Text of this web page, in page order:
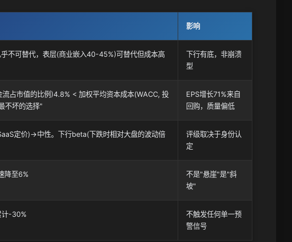
影响
不可替代，表层(商业嵌入40-45%)可替代但成本高
下行有底，非崩溃
型
占市值的比例)4.8% < 加权平均资本成本(WACC, 投
不坏的选择"
EPS增长71%来自
回购，质量偏低
定价)→中性。下行beta(下跌时相对大盘的波动倍
评级取决于身份认
定
降至6%
不是"悬崖"是"斜
坡"
计-30%
不触发任何单一预
警信号